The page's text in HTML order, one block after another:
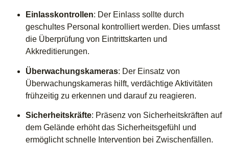
Einlasskontrollen: Der Einlass sollte durch
geschultes Personal kontrolliert werden. Dies umfasst
die Überprüfung von Eintrittskarten und
Akkreditierungen.
Überwachungskameras: Der Einsatz von
Überwachungskameras hilft, verdächtige Aktivitäten
frühzeitig zu erkennen und darauf zu reagieren.
Sicherheitskräfte: Präsenz von Sicherheitskräften auf
dem Gelände erhöht das Sicherheitsgefühl und
ermöglicht schnelle Intervention bei Zwischenfällen.